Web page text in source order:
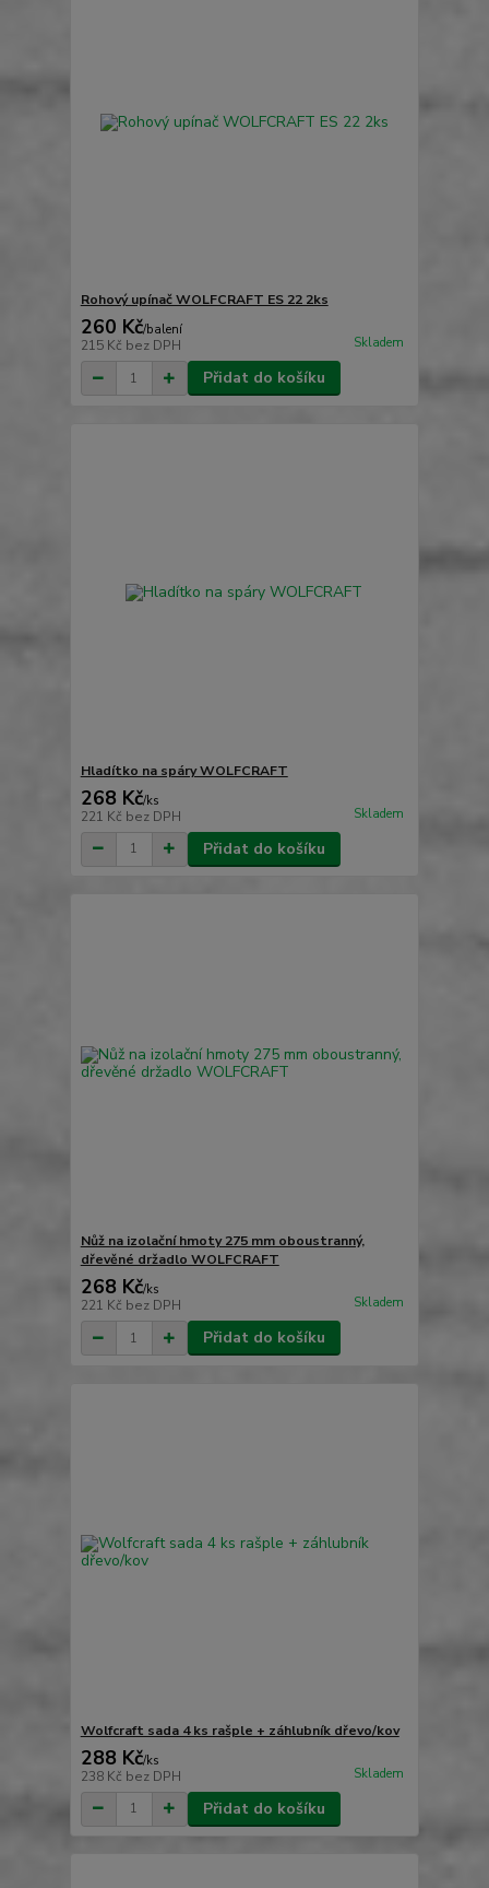
Rohový upínač WOLFCRAFT ES 22 2ks
260 Kč/balení
215 Kč bez DPH Skladem
Přidat do košíku
Hladítko na spáry WOLFCRAFT
268 Kč/ks
221 Kč bez DPH Skladem
Přidat do košíku
Nůž na izolační hmoty 275 mm oboustranný,
dřevěné držadlo WOLFCRAFT
268 Kč/ks
221 Kč bez DPH Skladem
Přidat do košíku
Wolfcraft sada 4 ks rašple + záhlubník dřevo/kov
288 Kč/ks
238 Kč bez DPH Skladem
Přidat do košíku